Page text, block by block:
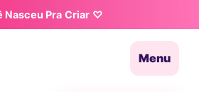
Nasceu Pra Criar ♡
Menu